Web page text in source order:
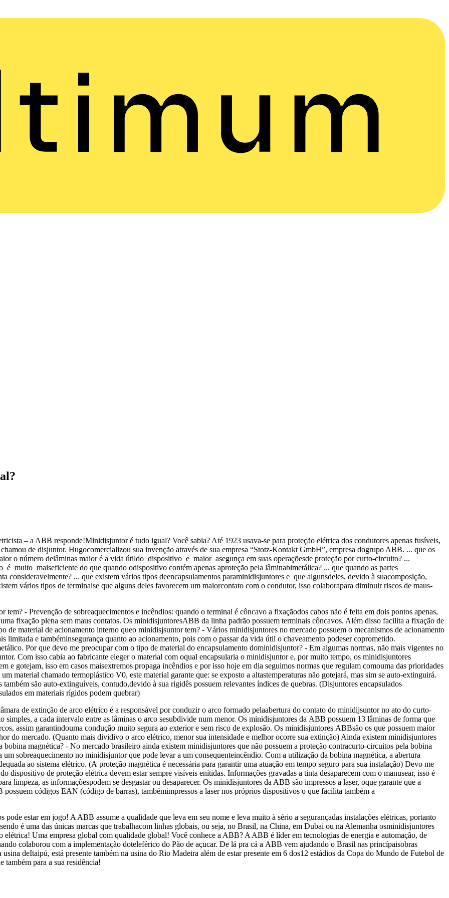
– a ABB responde!Minidisjuntor é tudo igual? Você sabia? Até 1923 usava-se para proteção elétrica dos condutores apenas fusíveis,
de disjuntor. Hugocomercializou sua invenção através de sua empresa “Stotz-Kontakt GmbH”, empresa dogrupo ABB. ... que os
o número delâminas maior é a vida útildo dispositivo e maior asegunça em suas operaçõesde proteção por curto-circuito? ...
muito maiseficiente do que quando odispositivo contém apenas aproteção pela lâminabimetálica? ... que quando as partes
consideravelmente? ... que existem vários tipos deencapsulamentos paraminidisjuntores e que algunsdeles, devido à suacomposição,
vários tipos de terminaise que alguns deles favorecem um maiorcontato com o condutor, isso colaborapara diminuir riscos de maus-
- Prevenção de sobreaquecimentos e incêndios: quando o terminal é côncavo a fixaçãodos cabos não é feita em dois pontos apenas,
fixação plena sem maus contatos. Os minidisjuntoresABB da linha padrão possuem terminais côncavos. Além disso facilita a fixação de
de material de acionamento interno queo minidisjsuntor tem? - Vários minidisjuntores no mercado possuem o mecanismos de acionamento
limitada e tambéminsegurança quanto ao acionamento, pois com o passar da vida útil o chaveamento podeser coprometido.
Por que devo me preocupar com o tipo de material do encapsulamento dominidisjuntor? - Em algumas normas, não mais vigentes no
Com isso cabia ao fabricante eleger o material com oqual encapsularia o minidisjuntor e, por muito tempo, os minidisjuntores
e gotejam, isso em casos maisextremos propaga incêndios e por isso hoje em dia seguimos normas que regulam comouma das prioridades
material chamado termoplástico V0, este material garante que: se exposto a altastemperaturas não gotejará, mas sim se auto-extinguirá.
são auto-extinguíveis, contudo,devido à sua rigidês possuem relevantes índices de quebras. (Disjuntores encapsulados
em materiais rígidos podem quebrar)
de extinção de arco elétrico é a responsável por conduzir o arco formado pelaabertura do contato do minidijsuntor no ato do curto-
a cada intervalo entre as lâminas o arco sesubdivide num menor. Os minidisjuntores da ABB possuem 13 lâminas de forma que
assim garantindouma condução muito segura ao exterior e sem risco de explosão. Os minidisjuntores ABBsão os que possuem maior
do mercado. (Quanto mais dividivo o arco elétrico, menor sua intensidade e melhor ocorre sua extinção) Ainda existem minidisjuntores
magnética? - No mercado brasileiro ainda existem minidisjuntores que não possuem a proteção contracurto-circuitos pela bobina
sobreaquecimento no minidisjuntor que pode levar a um consequenteincêndio. Com a utilização da bobina magnética, a abertura
ao sistema elétrico. (A proteção magnética é necessária para garantir uma atuação em tempo seguro para sua instalação) Devo me
de proteção elétrica devem estar sempre visíveis enítidas. Informações gravadas a tinta desaparecem com o manusear, isso é
limpeza, as informaçõespodem se desgastar ou desaparecer. Os minidisjuntores da ABB são impressos a laser, oque garante que a
códigos EAN (código de barras), tambémimpressos a laser nos próprios dispositivos o que facilita também a
estar em jogo! A ABB assume a qualidade que leva em seu nome e leva muito à sério a segurançadas instalações elétricas, portanto
é uma das únicas marcas que trabalhacom linhas globais, ou seja, no Brasil, na China, em Dubai ou na Alemanha osminidisjuntores
elétrica! Uma empresa global com qualidade global! Você conhece a ABB? A ABB é líder em tecnologias de energia e automação, de
colaborou com a implementação doteleférico do Pão de açucar. De lá pra cá a ABB vem ajudando o Brasil nas princípaisobras
deItaipú, está presente também na usina do Rio Madeira além de estar presente em 6 dos12 estádios da Copa do Mundo de Futebol de
também para a sua residência!